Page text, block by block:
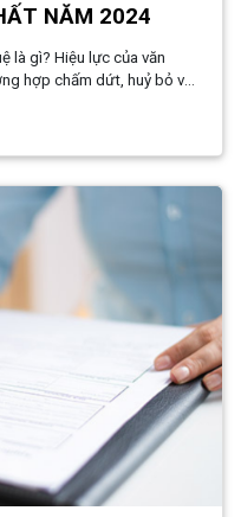
NĂM 2024
là gì? Hiệu lực của văn
hợp chấm dứt, huỷ bỏ và
sở hữu trí tuệ theo quy